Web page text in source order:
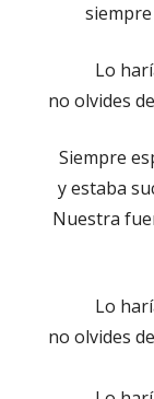
Lo
no olvides
Siempre
y estaba
Nuestra
Lo
no olvides